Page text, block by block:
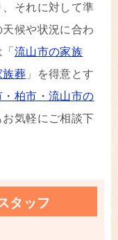
それに対して準
候や状況に合わ
流山市の家族
族葬 」を得意とす
・柏市・流山市の
気軽にご相談下
タッフ